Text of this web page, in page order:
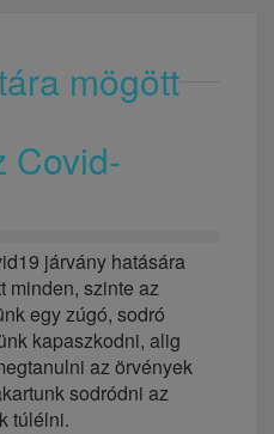
mögött
Covid-
járvány hatására
minden, szinte az
egy zúgó, sodró
kapaszkodni, alig
az örvények
sodródni az
túlélni.